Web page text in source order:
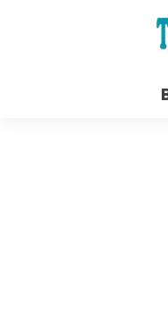
Tata Kelola Organisasi